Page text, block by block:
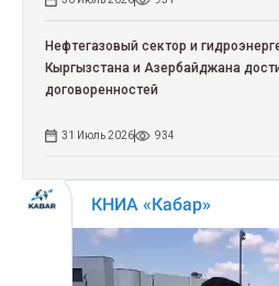
Нефтегазовый сектор и
Кыргызстана и Азербайджана
договоренностей
31 Июль 2026 934